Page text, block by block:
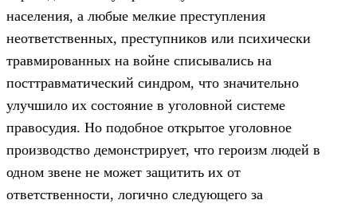
населения, а любые мелкие преступления
неответственных, преступников или психически
травмированных на войне списывались на
посттравматический синдром, что значительно
улучшило их состояние в уголовной системе
правосудия. Но подобное открытое уголовное
производство демонстрирует, что героизм людей в
одном звене не может защитить их от
ответственности, логично следующего за